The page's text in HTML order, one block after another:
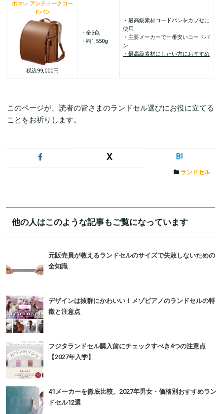
ホマレ アンティークコー
ドバン
税込99,000円
・全3色
・約1,550g
・最高級素材コードバンをカブセに
使用
・主要メーカーで一番安いコードバ
ン
・最高級素材にしたい方におすすめ
このページが、読者の皆さまのランドセル選びにお役に立てる
ことをお祈りします。
X B!
ランドセル
他の人はこのような記事もご覧になっています
元販売員が教えるランドセルのサイズで失敗しないための
全知識
デザインは抜群にかわいい！メゾピアノのランドセルの特
徴と注意点
フジタランドセル購入前にチェックすべき4つの注意点
【2027年入学】
41メーカーを徹底比較。2027年男女・価格別おすすめラン
ドセル12選